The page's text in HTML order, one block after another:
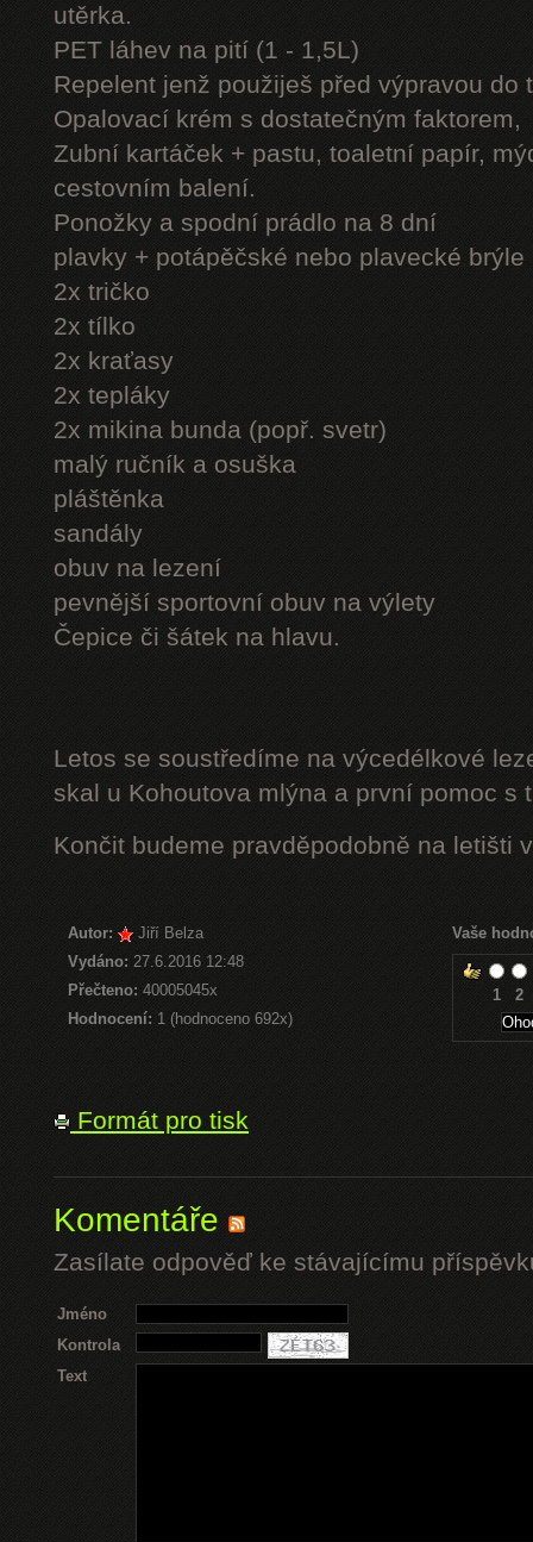
utěrka.
PET láhev na pití (1 - 1,5L)
Repelent jenž použiješ před výpravou do
Opalovací krém s dostatečným faktorem,
Zubní kartáček + pastu, toaletní papír,
cestovním balení.
Ponožky a spodní prádlo na 8 dní
plavky + potápěčské nebo plavecké brýle
2x tričko
2x tílko
2x kraťasy
2x tepláky
2x mikina bunda (popř. svetr)
malý ručník a osuška
pláštěnka
sandály
obuv na lezení
pevnější sportovní obuv na výlety
Čepice či šátek na hlavu.
Letos se soustředíme na výcedélkové
skal u Kohoutova mlýna a první pomoc s
Končit budeme pravděpodobně na letišti
Autor:
Jiří Belza
Vydáno: 27.6.2016 12:48
Přečteno:40005045x
Hodnocení: 1 (hodnoceno 692x)
Vaše
1 2
Formát pro tisk
Komentáře
Zasílate odpověď ke stávajícímu
Jméno
Kontrola
Text